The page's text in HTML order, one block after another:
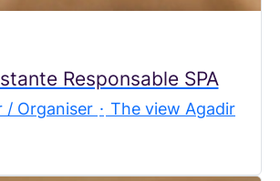
Responsable SPA
/ Organiser · The view Agadir